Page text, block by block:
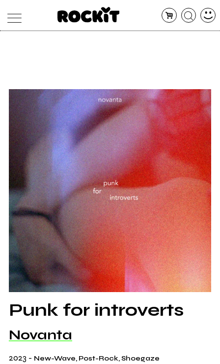
ARTISTI
CONCERTI
SHOP
RADIO
Punk for introverts
Novanta
2023 - New-Wave, Post-Rock, Shoegaze